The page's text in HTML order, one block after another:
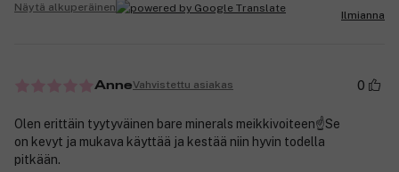
Näytä alkuperäinen
Ilmianna
AnneVahvistettu asiakas 0
Olen erittäin tyytyväinen bare minerals meikkivoiteen☝️Se
on kevyt ja mukava käyttää ja kestää niin hyvin todella
pitkään.